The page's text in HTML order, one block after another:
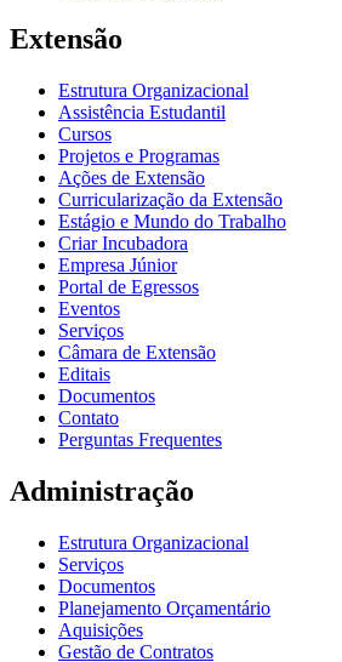
Extensão
Estrutura Organizacional
Assistência Estudantil
Cursos
Projetos e Programas
Ações de Extensão
Curricularização da Extensão
Estágio e Mundo do Trabalho
Criar Incubadora
Empresa Júnior
Portal de Egressos
Eventos
Serviços
Câmara de Extensão
Editais
Documentos
Contato
Perguntas Frequentes
Administração
Estrutura Organizacional
Serviços
Documentos
Planejamento Orçamentário
Aquisições
Gestão de Contratos